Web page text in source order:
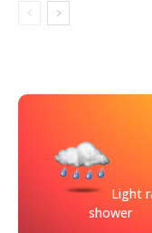
Light
shower